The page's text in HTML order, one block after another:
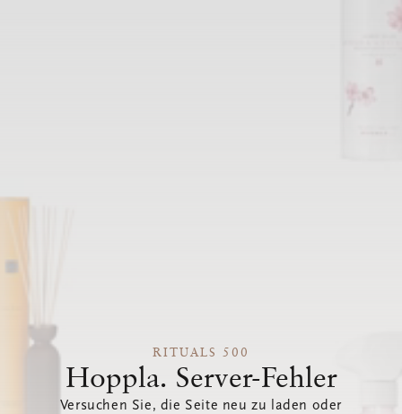
RITUALS 500
Hoppla. Server-Fehler
Versuchen Sie, die Seite neu zu laden oder